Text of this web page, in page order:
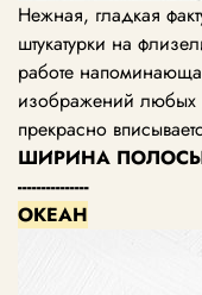
Нежная, гладкая
штукатурки на
работе
изображений любых
прекрасно
ШИРИНА
---------------
ОКЕАН